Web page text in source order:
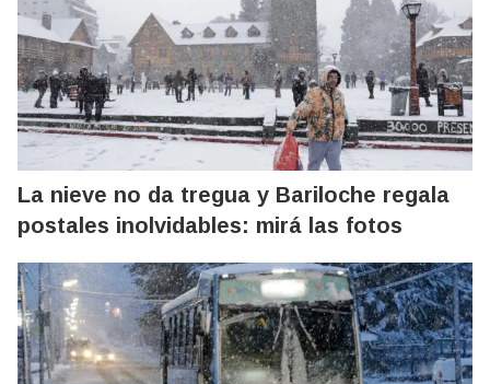
La nieve no da tregua y Bariloche regala
postales inolvidables: mirá las fotos